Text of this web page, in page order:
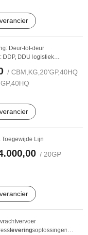
Deur-tot-deur
DDP, DDU logistiek
/ CBM,KG,20'GP,40HQ
Lijn
/ 20GP
leveringsoplossingen